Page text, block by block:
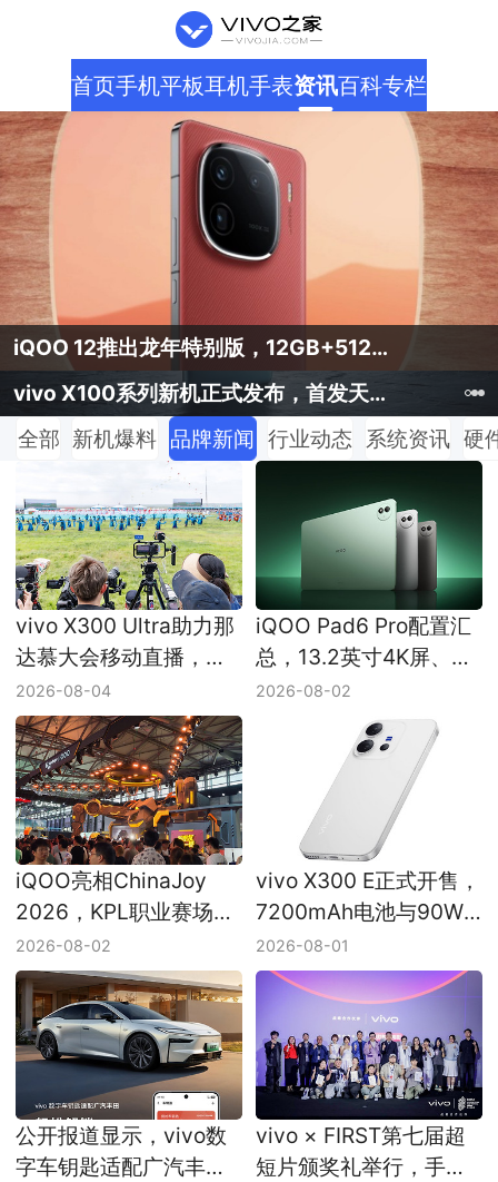
首页手机平板耳机手表资讯百科专栏
vivo X100系列新机正式发布，首发天玑9300只需3999元！
iQOO 12推出龙年特别版，12GB+512GB售价3999元
vivo S18系列终于发布，两千出头即可入手！
vivo X100系列新机正式发布，首发天玑9300只需3999元！
iQOO 12推出龙年特别版，12GB+512GB售价3999元
全部 新机爆料 品牌新闻 行业动态 系统资讯 硬
vivo X300 Ultra助力那
达慕大会移动直播，双
5G回传与多机位方案落
地
2026-08-04
iQOO Pad6 Pro配置汇
总，13.2英寸4K屏、
13000mAh和8扬声器
2026-08-02
iQOO亮相ChinaJoy
2026，KPL职业赛场主
题互动展区开放体验
2026-08-02
vivo X300 E正式开售，
7200mAh电池与90W
快充主打长续航直屏
2026-08-01
公开报道显示，vivo数
字车钥匙适配广汽丰田
vivo × FIRST第七届超
短片颁奖礼举行，手机